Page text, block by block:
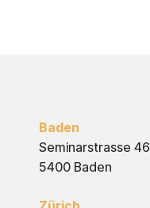
Baden
Seminarstrasse 46
5400 Baden